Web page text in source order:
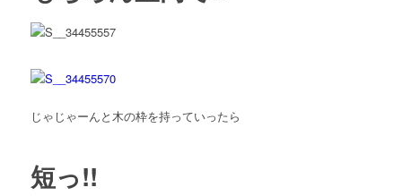
じゃじゃーんと木の枠を持っていったら
短っ!!